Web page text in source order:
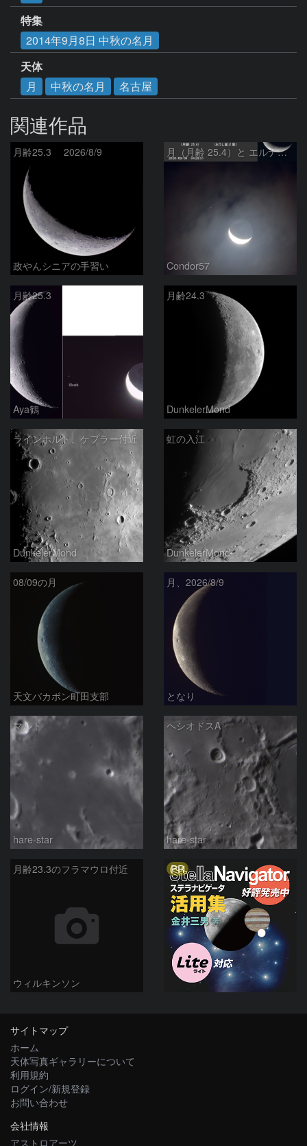
特集
2014年9月8日 中秋の名月
天体
月
中秋の名月 名古屋
関連作品
月齢25.3 2026/8/9
政やんシニアの手習い
月（月齢 25.4）と エルナト（おうし座β星）
Condor57
月齢25.3
Aya鶴
月齢24.3
DunkelerMond
ラインホルト、ケプラー付近
DunkelerMond
虹の入江
DunkelerMond
08/09の月
天文バカボン町田支部
月、2026/8/9
となり
マルト
hare-star
ヘシオドスA
hare-star
月齢23.3のフラマウロ付近
ウィルキンソン
PR
サイトマップ
ホーム
天体写真ギャラリーについて
利用規約
ログイン/新規登録
お問い合わせ
会社情報
アストロアーツ